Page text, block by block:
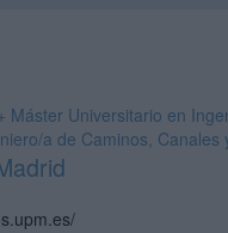
Máster Universitario en
a de Caminos, Canales